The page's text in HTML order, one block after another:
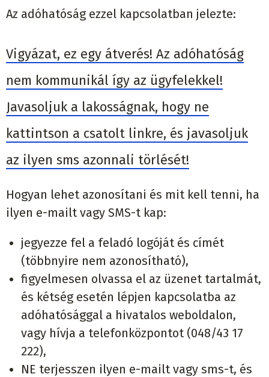
Az adóhatóság ezzel kapcsolatban jelezte:
Vigyázat, ez egy átverés! Az adóhatóság
nem kommunikál így az ügyfelekkel!
Javasoljuk a lakosságnak, hogy ne
kattintson a csatolt linkre, és javasoljuk
az ilyen sms azonnali törlését!
Hogyan lehet azonosítani és mit kell tenni, ha
ilyen e-mailt vagy SMS-t kap:
jegyezze fel a feladó logóját és címét
(többnyire nem azonosítható),
figyelmesen olvassa el az üzenet tartalmát,
és kétség esetén lépjen kapcsolatba az
adóhatósággal a hivatalos weboldalon,
vagy hívja a telefonközpontot (048/43 17
222),
NE terjesszen ilyen e-mailt vagy sms-t, és